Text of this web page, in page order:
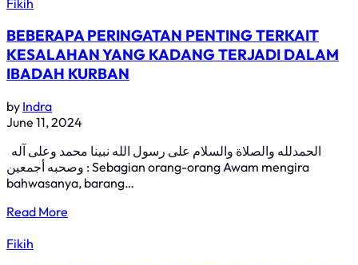
BEBERAPA PERINGATAN PENTING TERKAIT
KESALAHAN YANG KADANG TERJADI DALAM
IBADAH KURBAN
by Indra
June 11, 2024
وصحبه أجمعين : Sebagian orang-orang Awam mengira
bahwasanya, barang…
Read More
Fikih